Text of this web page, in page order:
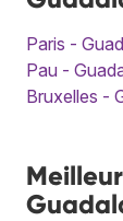
Paris -
Pau -
Bruxelles -